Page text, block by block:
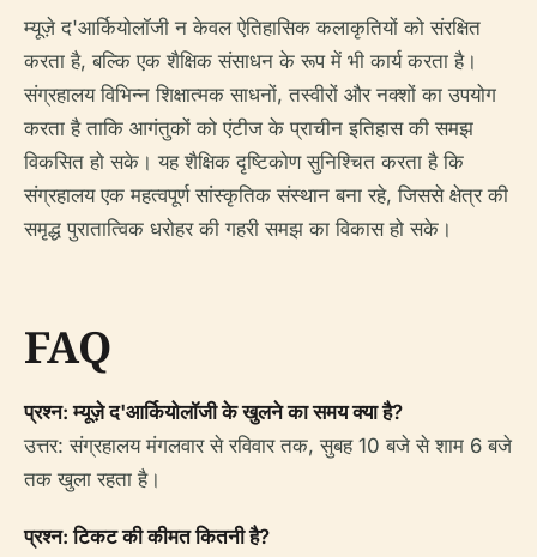
म्यूज़े द'आर्कियोलॉजी न केवल ऐतिहासिक कलाकृतियों को संरक्षित
करता है, बल्कि एक शैक्षिक संसाधन के रूप में भी कार्य करता है।
संग्रहालय विभिन्न शिक्षात्मक साधनों, तस्वीरों और नक्शों का उपयोग
करता है ताकि आगंतुकों को एंटीज के प्राचीन इतिहास की समझ
विकसित हो सके। यह शैक्षिक दृष्टिकोण सुनिश्चित करता है कि
संग्रहालय एक महत्वपूर्ण सांस्कृतिक संस्थान बना रहे, जिससे क्षेत्र की
समृद्ध पुरातात्विक धरोहर की गहरी समझ का विकास हो सके।
FAQ
प्रश्न: म्यूज़े द'आर्कियोलॉजी के खुलने का समय क्या है?
उत्तर: संग्रहालय मंगलवार से रविवार तक, सुबह 10 बजे से शाम 6 बजे
तक खुला रहता है।
प्रश्न: टिकट की कीमत कितनी है?